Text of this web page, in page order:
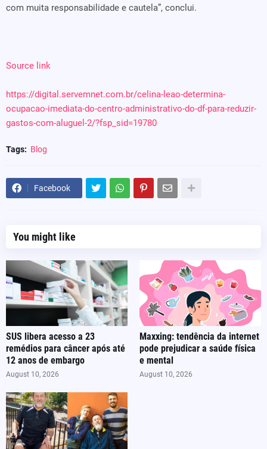
com muita responsabilidade e cautela”, conclui.
Source link
https://digital.servemnet.com.br/celina-leao-determina-
ocupacao-imediata-do-centro-administrativo-do-df-para-reduzir-
gastos-com-aluguel-2/?fsp_sid=19780
Tags: Blog
Facebook
You might like
SUS libera acesso a 23
remédios para câncer após até
12 anos de embargo
August 10, 2026
Maxxing: tendência da internet
pode prejudicar a saúde física
e mental
August 10, 2026